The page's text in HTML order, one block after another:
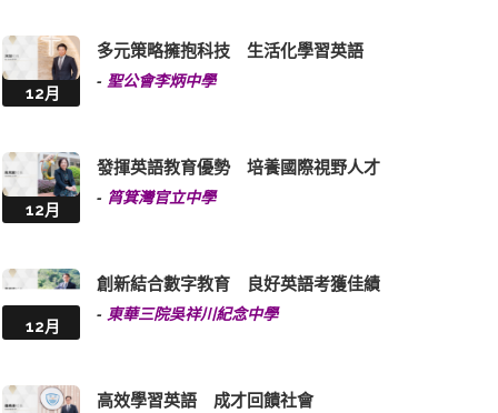
12月
多元策略擁抱科技 生活化學習英語
- 聖公會李炳中學
12月
發揮英語教育優勢 培養國際視野人才
- 筲箕灣官立中學
12月
創新結合數字教育 良好英語考獲佳績
- 東華三院吳祥川紀念中學
高效學習英語 成才回饋社會